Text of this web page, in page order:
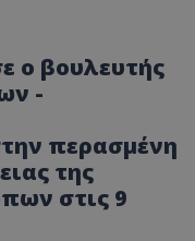
ο βουλευτής
-
περασμένη
της
στις 9